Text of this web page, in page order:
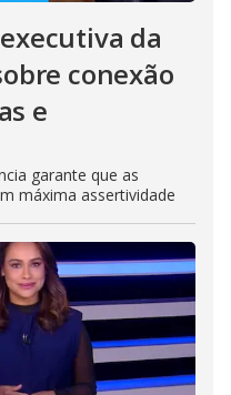
da
conexão
e
garante que as
máxima assertividade